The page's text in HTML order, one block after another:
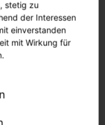
Ihrer
stetig zu
der Interessen
einverstanden
mit Wirkung für